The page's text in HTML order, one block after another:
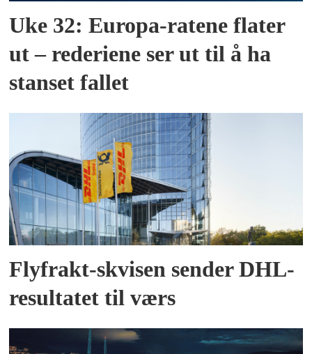
Uke 32: Europa-ratene flater
ut – rederiene ser ut til å ha
stanset fallet
Flyfrakt-skvisen sender DHL-
resultatet til værs